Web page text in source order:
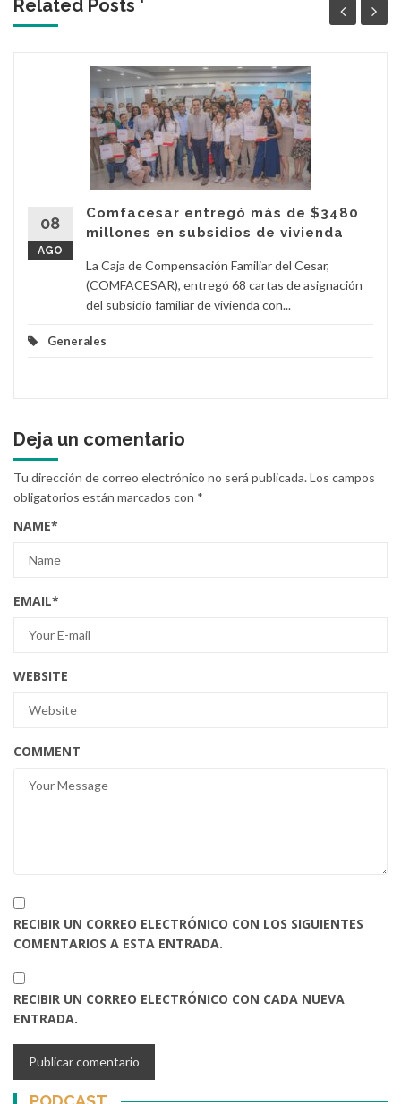
Related Posts '
08
AGO
Comfacesar entregó más de $3480
millones en subsidios de vivienda
La Caja de Compensación Familiar del Cesar,
(COMFACESAR), entregó 68 cartas de asignación
del subsidio familiar de vivienda con...
Generales
Deja un comentario
Tu dirección de correo electrónico no será publicada.Los campos
obligatorios están marcados con *
NAME*
EMAIL*
WEBSITE
COMMENT
RECIBIR UN CORREO ELECTRÓNICO CON LOS SIGUIENTES
COMENTARIOS A ESTA ENTRADA.
RECIBIR UN CORREO ELECTRÓNICO CON CADA NUEVA
ENTRADA.